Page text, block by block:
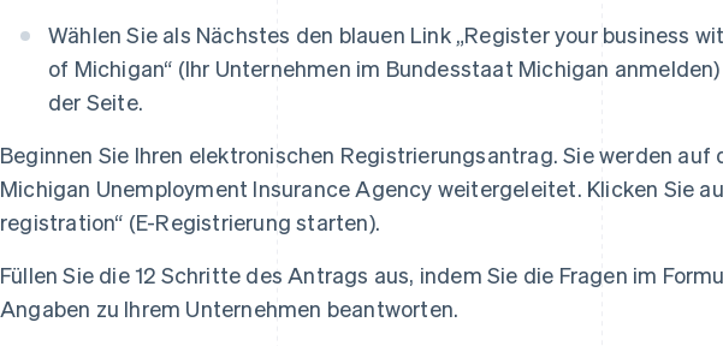
Wählen Sie als Nächstes den blauen Link „Register your business
of Michigan“ (Ihr Unternehmen im Bundesstaat Michigan
der Seite.
Beginnen Sie Ihren elektronischen Registrierungsantrag. Sie werden auf
Michigan Unemployment Insurance Agency weitergeleitet. Klicken Sie
registration“ (E-Registrierung starten).
Füllen Sie die 12 Schritte des Antrags aus, indem Sie die Fragen im
Angaben zu Ihrem Unternehmen beantworten.